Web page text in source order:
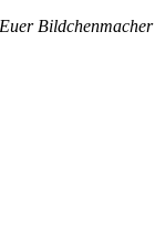
Euer Bildchenmacher